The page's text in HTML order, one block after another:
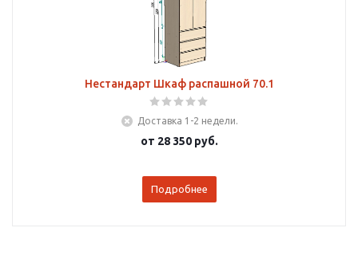
Нестандарт Шкаф распашной 70.1
Доставка 1-2 недели.
от 28 350 руб.
Подробнее